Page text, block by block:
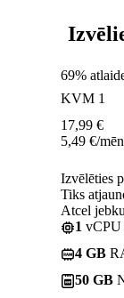
69%
KVM 1
17,99 €
5,49 €/
Izvēlēties
Tiks
Atcel
1 vCPU
4 GB
50 GB